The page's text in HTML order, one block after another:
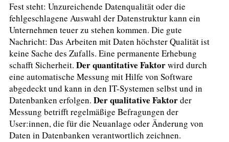
Fest steht: Unzureichende Datenqualität oder die
fehlgeschlagene Auswahl der Datenstruktur kann ein
Unternehmen teuer zu stehen kommen. Die gute
Nachricht: Das Arbeiten mit Daten höchster Qualität ist
keine Sache des Zufalls. Eine permanente Erhebung
schafft Sicherheit. Der quantitative Faktorwird durch
eine automatische Messung mit Hilfe von Software
abgedeckt und kann in den IT-Systemen selbst und in
Datenbanken erfolgen. Der qualitative Faktorder
Messung betrifft regelmäßige Befragungen der
User:innen, die für die Neuanlage oder Änderung von
Daten in Datenbanken verantwortlich zeichnen.